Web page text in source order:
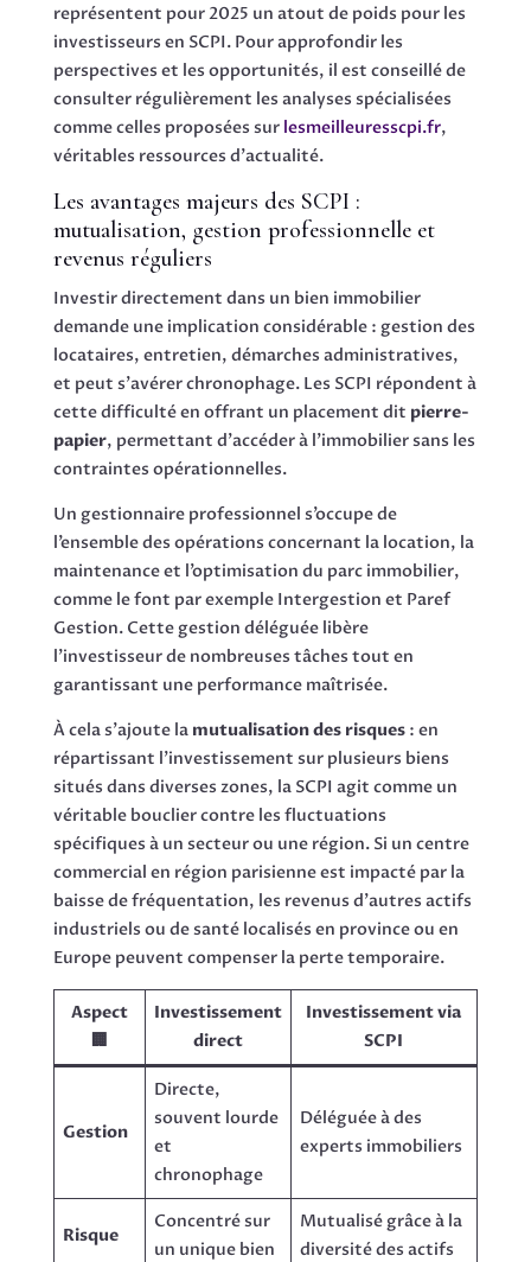
représentent pour 2025 un atout de poids pour les
investisseurs en SCPI. Pour approfondir les
perspectives et les opportunités, il est conseillé de
consulter régulièrement les analyses spécialisées
comme celles proposées sur lesmeilleuresscpi.fr,
véritables ressources d’actualité.
Les avantages majeurs des SCPI :
mutualisation, gestion professionnelle et
revenus réguliers
Investir directement dans un bien immobilier
demande une implication considérable : gestion des
locataires, entretien, démarches administratives,
et peut s’avérer chronophage. Les SCPI répondent à
cette difficulté en offrant un placement dit pierre-
papier, permettant d’accéder à l’immobilier sans les
contraintes opérationnelles.
Un gestionnaire professionnel s’occupe de
l’ensemble des opérations concernant la location, la
maintenance et l’optimisation du parc immobilier,
comme le font par exemple Intergestion et Paref
Gestion. Cette gestion déléguée libère
l’investisseur de nombreuses tâches tout en
garantissant une performance maîtrisée.
À cela s’ajoute la mutualisation des risques: en
répartissant l’investissement sur plusieurs biens
situés dans diverses zones, la SCPI agit comme un
véritable bouclier contre les fluctuations
spécifiques à un secteur ou une région. Si un centre
commercial en région parisienne est impacté par la
baisse de fréquentation, les revenus d’autres actifs
industriels ou de santé localisés en province ou en
Europe peuvent compenser la perte temporaire.
Aspect
🏢
Investissement
direct
Investissement via
SCPI
Gestion
Directe,
souvent lourde
et
chronophage
Déléguée à des
experts immobiliers
Risque
Concentré sur
un unique bien
Mutualisé grâce à la
diversité des actifs